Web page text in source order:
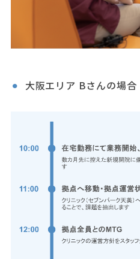
大阪エリア Bさんの場合